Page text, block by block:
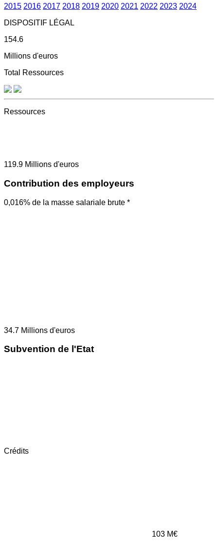
2015 2016 2017 2018 2019 2020 2021 2022 2023 2024
DISPOSITIF LÉGAL
154.6
Millions d'euros
Total Ressources
Ressources
119.9 Millions d'euros
Contribution des employeurs
0,016% de la masse salariale brute *
34.7 Millions d'euros
Subvention de l'Etat
Crédits
103 M€